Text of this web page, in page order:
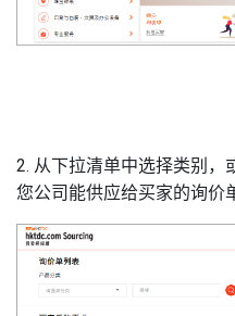
2. 从下拉清单中选择类别
您公司能供应给买家的询价